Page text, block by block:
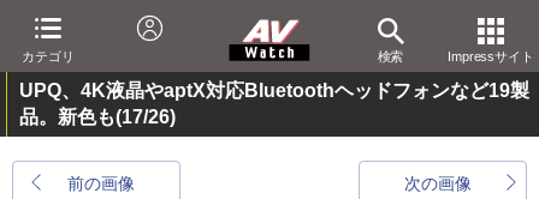
カテゴリ 検索 Impressサイト
UPQ、4K液晶やaptX対応Bluetoothヘッドフォンなど19製
品。新色も(17/26)
前の画像 次の画像